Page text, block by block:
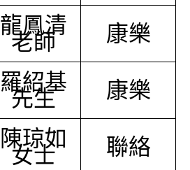
龍鳳清
老師 康樂
羅紹基
先生 康樂
陳琼如
女士 聯絡